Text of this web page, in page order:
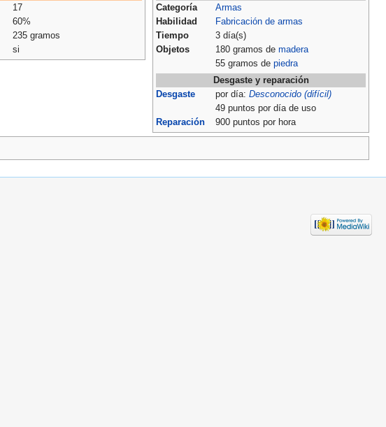
Categoría
Armas
Habilidad
Fabricación de armas
Tiempo
3 día(s)
Objetos
180 gramos de madera
55 gramos de piedra
Desgaste y reparación
Desgaste
por día: Desconocido (difícil)
49 puntos por día de uso
Reparación
900 puntos por hora
17
60%
235 gramos
si